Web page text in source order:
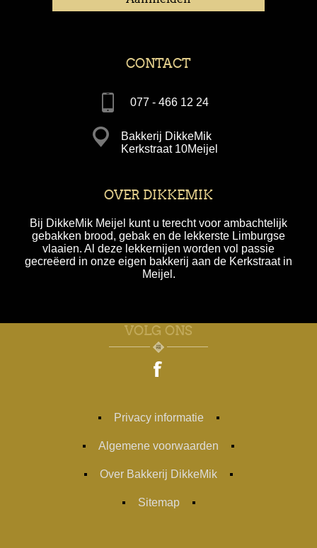
CONTACT
077 - 466 12 24
Bakkerij DikkeMik
Kerkstraat 10Meijel
OVER DIKKEMIK
Bij DikkeMik Meijel kunt u terecht voor ambachtelijk
gebakken brood, gebak en de lekkerste Limburgse
vlaaien. Al deze lekkernijen worden vol passie
gecreëerd in onze eigen bakkerij aan de Kerkstraat in
Meijel.
VOLG ONS
Privacy informatie
Algemene voorwaarden
Over Bakkerij DikkeMik
Sitemap